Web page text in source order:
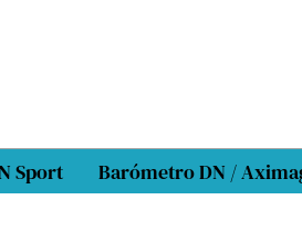
Sport Barómetro DN /